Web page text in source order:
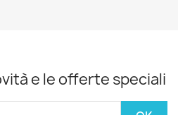
e le offerte speciali